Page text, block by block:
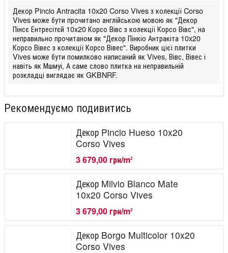
Декор Pincio Antracita 10x20 Corso Vives з колекції Corso
Vives може бути прочитано англійською мовою як "Декор
Пінсє Ентресітєй 10x20 Корсо Вівс з колекції Корсо Вівс", на
неправильно прочитаном як "Декор Пінкіо Антракіта 10x20
Корсо Вівес з колекції Корсо Вівес". Виробник цієї плитки
Vives може бути помилково написаний як Vives, Вівс, Вівес і
навіть як Мшмуі, А саме слово плитка на неправильній
розкладці виглядає як GKBNRF.
Рекомендуємо подивитись
Декор Pincio Hueso 10x20
Corso Vives
3 679,00 грн/m2
Декор Milvio Blanco Mate
10x20 Corso Vives
3 679,00 грн/m2
Декор Borgo Multicolor 10x20
Corso Vives